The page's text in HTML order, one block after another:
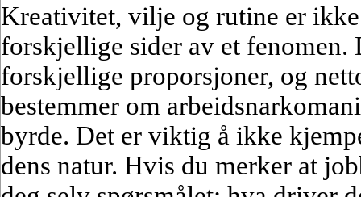
Kreativitet, vilje og rutine er
forskjellige sider av et fenomen.
forskjellige proporsjoner, og
bestemmer om
byrde. Det er viktig å ikke
dens natur. Hvis du merker at